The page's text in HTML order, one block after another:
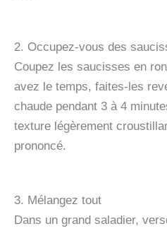
2. Occupez-vous des
Coupez les saucisses en
avez le temps, faites-les
chaude pendant 3 à 4
texture légèrement
prononcé.
3. Mélangez tout
Dans un grand saladier,